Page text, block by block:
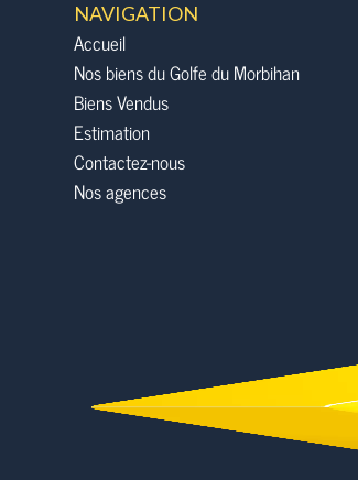
NAVIGATION
Accueil
Nos biens du Golfe du Morbihan
Biens Vendus
Estimation
Contactez-nous
Nos agences